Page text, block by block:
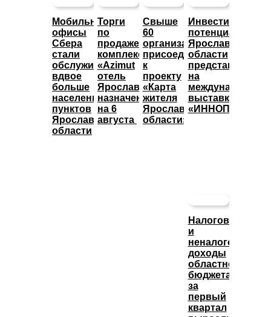
Мобильные
офисы
Сбера
стали
обслуживать
вдвое
больше
населенных
пунктов
Ярославской
области
Торги
по
продаже
комплекса
«Azimut
отель
Ярославль»
назначены
на 6
августа
Свыше
60
организаций
присоединились
к
проекту
«Карта
жителя
Ярославской
области»
потенциал
Ярославской
области
представят
на
международной
выставке
«ИННОПРОМ»
Налоговые
и
неналоговые
доходы
областного
бюджета
за
первый
квартал